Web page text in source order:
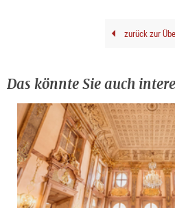
zurück zur
Das könnte Sie auch